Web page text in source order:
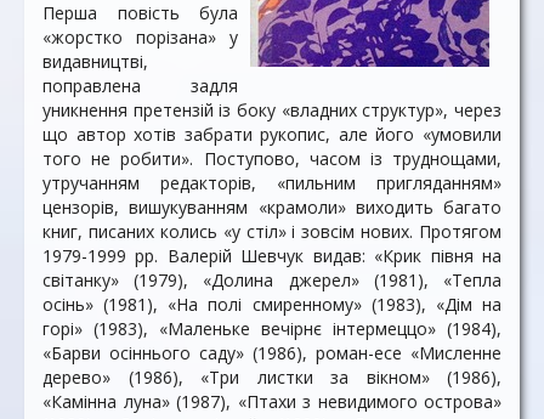
Перша повість була
«жорстко порізана» у
видавництві,
поправлена задля
уникнення претензій із боку «владних структур», через
що автор хотів забрати рукопис, але його «умовили
того не робити». Поступово, часом із труднощами,
утручанням редакторів, «пильним пригляданням»
цензорів, вишукуванням «крамоли» виходить багато
книг, писаних колись «у стіл» і зовсім нових. Протягом
1979-1999 pp. Валерій Шевчук видав: «Крик півня на
світанку» (1979), «Долина джерел» (1981), «Тепла
осінь» (1981), «На полі смиренному» (1983), «Дім на
горі» (1983), «Маленьке вечірнє інтермеццо» (1984),
«Барви осіннього саду» (1986), роман-есе «Мисленне
дерево» (1986), «Три листки за вікном» (1986),
«Камінна луна» (1987), «Птахи з невидимого острова»